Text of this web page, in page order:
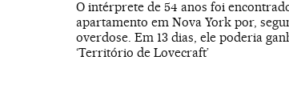
O intérprete de 54 anos foi
apartamento em Nova York por,
overdose. Em 13 dias, ele poderia
‘Território de Lovecraft’